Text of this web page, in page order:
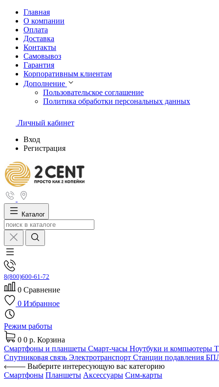
Главная
О компании
Оплата
Доставка
Контакты
Самовывоз
Гарантия
Корпоративным клиентам
Дополнение
Пользовательское соглашение
Политика обработки персональных данных
Личный кабинет
Вход
Регистрация
Каталог
8(800)600-61-72
0 Сравнение
0 Избранное
Режим работы
0 0 р. Корзина
Смартфоны и планшеты Смарт-часы Ноутбуки и компьютеры
Спутниковая связь Электротранспорт Станции подавления
Выберите интересующую вас категорию
Смартфоны Планшеты Аксессуары Сим-карты